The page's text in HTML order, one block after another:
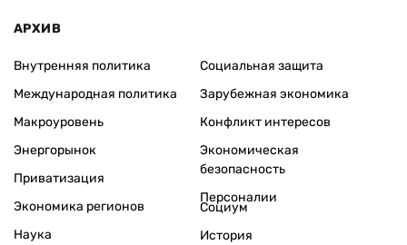
АРХИВ
Внутренняя политика
Международная политика
Макроуровень
Энергорынок
Приватизация
Экономика регионов
Социальная защита
Зарубежная экономика
Конфликт интересов
Экономическая
безопасность
Персоналии
Наука
Социум
История